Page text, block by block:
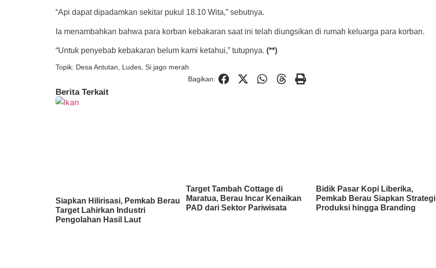
“Api dapat dipadamkan sekitar pukul 18.10 Wita,” sebutnya.
Ia menambahkan bahwa para korban kebakaran saat ini telah diungsikan di rumah keluarga para korban.
“Untuk penyebab kebakaran belum kami ketahui,” tutupnya. (**)
Topik: Desa Antutan, Ludes, Si jago merah
Bagikan:
Berita Terkait
Siapkan Hilirisasi, Pemkab Berau
Target Lahirkan Industri
Pengolahan Hasil Laut
Target Tambah Cottage di
Maratua, Berau Incar Kenaikan
PAD dari Sektor Pariwisata
Bidik Pasar Kopi Liberika,
Pemkab Berau Siapkan Strategi
Produksi hingga Branding